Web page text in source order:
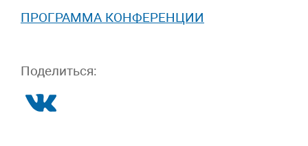
ПРОГРАММА КОНФЕРЕНЦИИ
Поделиться: